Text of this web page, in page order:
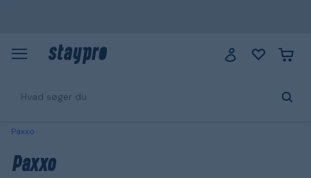
Paxxo
Paxxo